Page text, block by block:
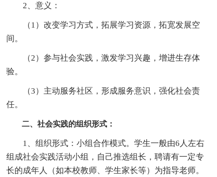
2、意义：
（1）改变学习方式，拓展学习资源，拓宽发展空
间。
（2）参与社会实践，激发学习兴趣，增进生存体
验。
（3）主动服务社区，形成服务意识，强化社会责
任。
二、社会实践的组织形式：
1、组织形式：小组合作模式。学生一般由6人左右
组成社会实践活动小组，自己推选组长，聘请有一定专
长的成年人（如本校教师、学生家长等）为指导老师。